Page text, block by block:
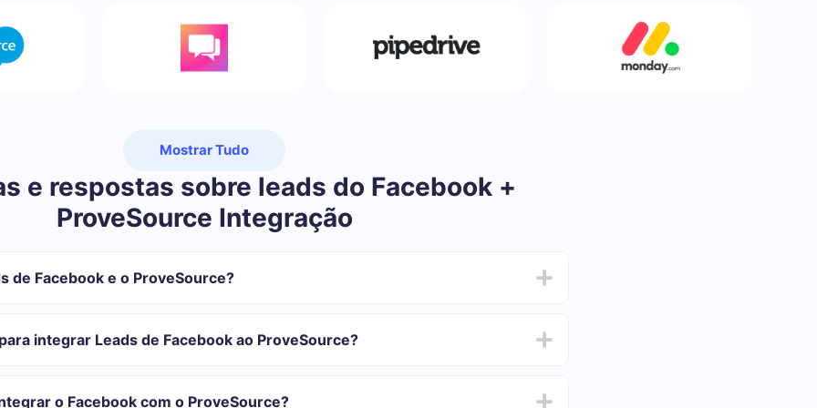
Mostrar Tudo
e respostas sobre leads do Facebook +
ProveSource Integração
de Facebook e o ProveSource?
integrar Leads de Facebook ao ProveSource?
o Facebook com o ProveSource?